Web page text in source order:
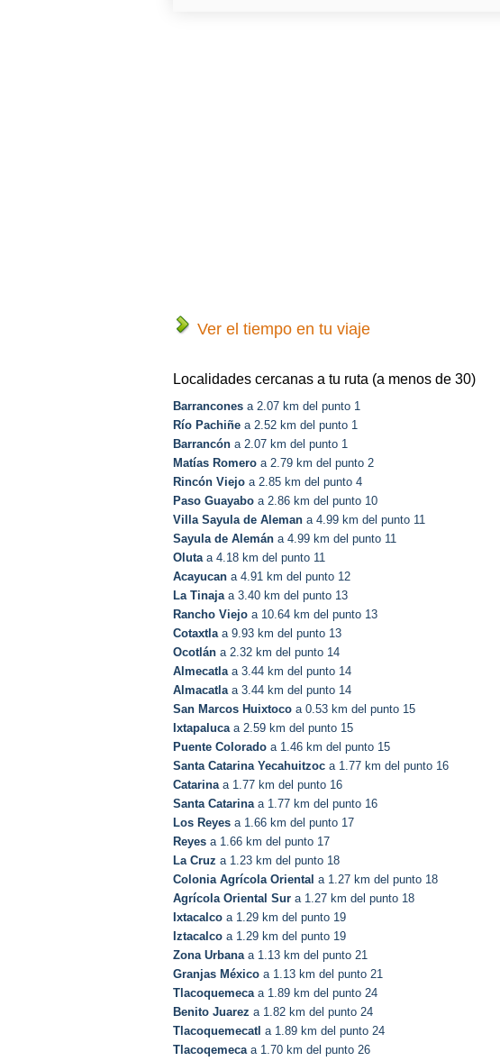
Ver el tiempo en tu viaje
Localidades cercanas a tu ruta (a menos de 30)
Barrancones a 2.07 km del punto 1
Río Pachiñe a 2.52 km del punto 1
Barrancón a 2.07 km del punto 1
Matías Romero a 2.79 km del punto 2
Rincón Viejo a 2.85 km del punto 4
Paso Guayabo a 2.86 km del punto 10
Villa Sayula de Aleman a 4.99 km del punto 11
Sayula de Alemán a 4.99 km del punto 11
Olutaa 4.18 km del punto 11
Acayucan a 4.91 km del punto 12
La Tinajaa 3.40 km del punto 13
Rancho Viejo a 10.64 km del punto 13
Cotaxtlaa 9.93 km del punto 13
Ocotlán a 2.32 km del punto 14
Almecatlaa 3.44 km del punto 14
Almacatlaa 3.44 km del punto 14
San Marcos Huixtoco a 0.53 km del punto 15
Ixtapalucaa 2.59 km del punto 15
Puente Colorado a 1.46 km del punto 15
Santa Catarina Yecahuitzoc a 1.77 km del punto 16
Catarinaa 1.77 km del punto 16
Santa Catarinaa 1.77 km del punto 16
Los Reyes a 1.66 km del punto 17
Reyes a 1.66 km del punto 17
La Cruz a 1.23 km del punto 18
Colonia Agrícola Oriental a 1.27 km del punto 18
Agrícola Oriental Sur a 1.27 km del punto 18
Ixtacalco a 1.29 km del punto 19
Iztacalco a 1.29 km del punto 19
Zona Urbanaa 1.13 km del punto 21
Granjas México a 1.13 km del punto 21
Tlacoquemecaa 1.89 km del punto 24
Benito Juarez a 1.82 km del punto 24
Tlacoquemecatl a 1.89 km del punto 24
Tlacoqemecaa 1.70 km del punto 26